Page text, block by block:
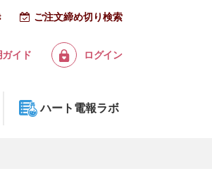
ご注文締め切り検索
ガイド ログイン
ハート電報ラボ